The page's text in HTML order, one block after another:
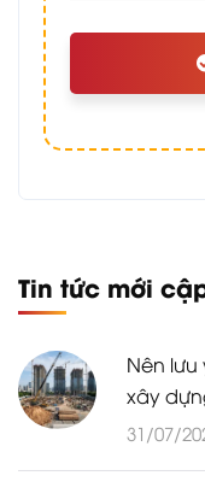
Tin tức mới
Nên
xây
31/07/